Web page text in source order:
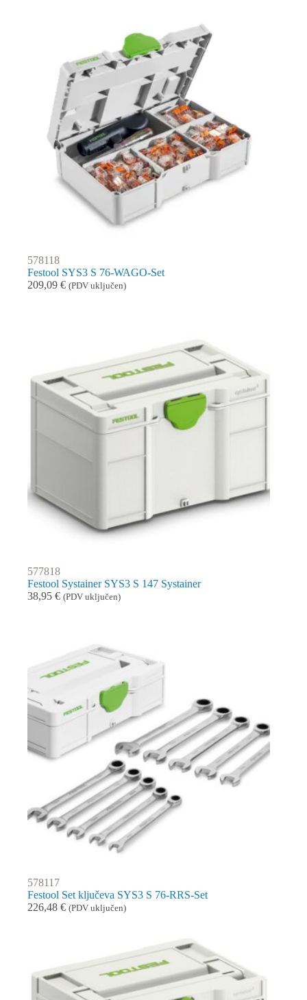
578118
Festool SYS3 S 76-WAGO-Set
209,09 € (PDV uključen)
577818
Festool Systainer SYS3 S 147 Systainer
38,95 € (PDV uključen)
578117
Festool Set ključeva SYS3 S 76-RRS-Set
226,48 € (PDV uključen)